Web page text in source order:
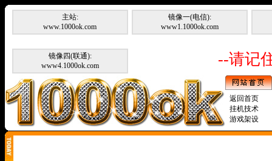
主站:
www.1000ok.com
镜像一(电信):
www1.1000ok.com
镜像四(联通):
www4.1000ok.com
--请记
返回首页
挂机技术
游戏架设